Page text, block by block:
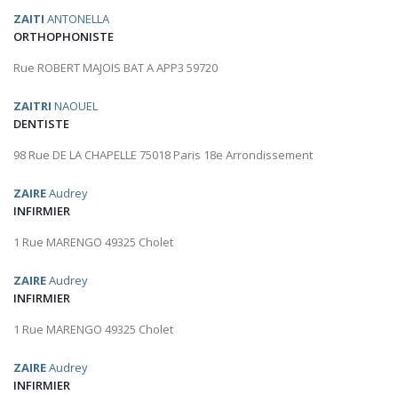
ZAITI ANTONELLA
ORTHOPHONISTE
Rue ROBERT MAJOIS BAT A APP3 59720
ZAITRI NAOUEL
DENTISTE
98 Rue DE LA CHAPELLE 75018 Paris 18e Arrondissement
ZAIREAudrey
INFIRMIER
1 Rue MARENGO 49325 Cholet
ZAIREAudrey
INFIRMIER
1 Rue MARENGO 49325 Cholet
ZAIREAudrey
INFIRMIER